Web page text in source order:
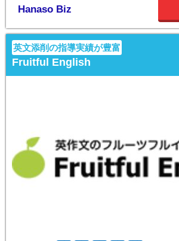
Hanaso Biz
英文添削の指導実績が豊富
Fruitful English